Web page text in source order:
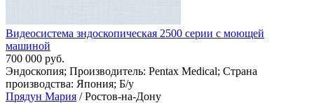
Видеосистема зндоскопическая 2500 серии с моющей
машиной
700 000 руб.
Эндоскопия; Производитель: Pentax Medical; Страна
производства: Япония; Б/у
Прядун Мария / Ростов-на-Дону